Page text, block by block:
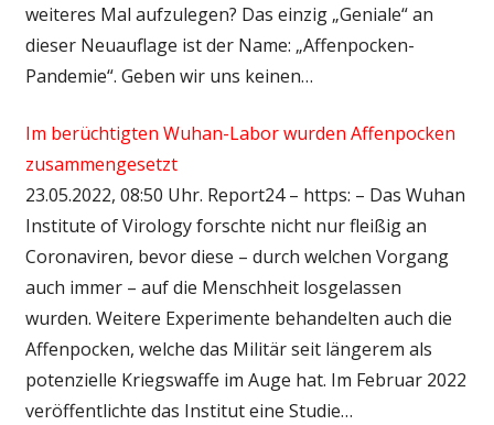
weiteres Mal aufzulegen? Das einzig „Geniale“ an
dieser Neuauflage ist der Name: „Affenpocken-
Pandemie“. Geben wir uns keinen…
Im berüchtigten Wuhan-Labor wurden Affenpocken
zusammengesetzt
23.05.2022, 08:50 Uhr. Report24 – https: – Das Wuhan
Institute of Virology forschte nicht nur fleißig an
Coronaviren, bevor diese – durch welchen Vorgang
auch immer – auf die Menschheit losgelassen
wurden. Weitere Experimente behandelten auch die
Affenpocken, welche das Militär seit längerem als
potenzielle Kriegswaffe im Auge hat. Im Februar 2022
veröffentlichte das Institut eine Studie…